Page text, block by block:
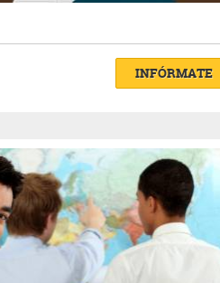
INFÓRMATE